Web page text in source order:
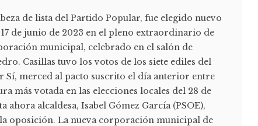
de lista del Partido Popular, fue elegido nuevo
de junio de 2023 en el pleno extraordinario de
municipal, celebrado en el salón de
Casillas tuvo los votos de los siete ediles del
Sí, merced al pacto suscrito el día anterior entre
más votada en las elecciones locales del 28 de
ahora alcaldesa, Isabel Gómez García (PSOE),
oposición. La nueva corporación municipal de